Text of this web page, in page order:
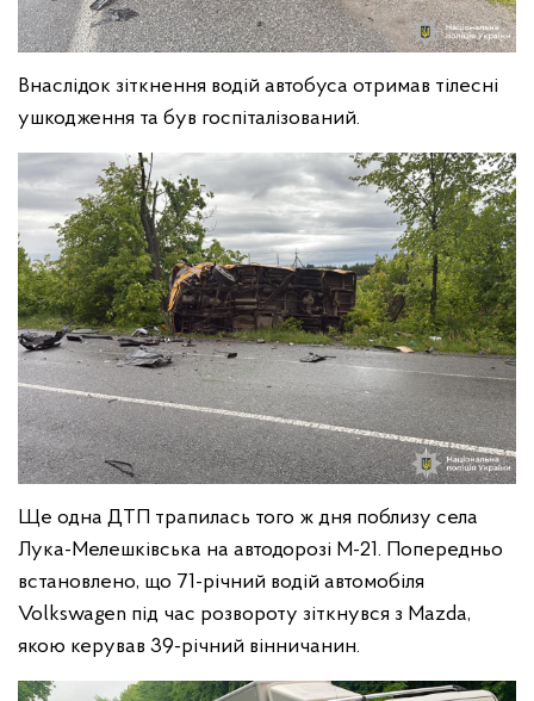
Внаслідок зіткнення водій автобуса отримав тілесні
ушкодження та був госпіталізований.
Ще одна ДТП трапилась того ж дня поблизу села
Лука-Мелешківська на автодорозі М-21. Попередньо
встановлено, що 71-річний водій автомобіля
Volkswagen під час розвороту зіткнувся з Mazda,
якою керував 39-річний вінничанин.